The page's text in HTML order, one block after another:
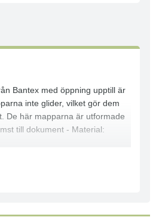
Bantex med öppning upptill är
inte glider, vilket gör dem
De här mapparna är utformade
till dokument - Material: